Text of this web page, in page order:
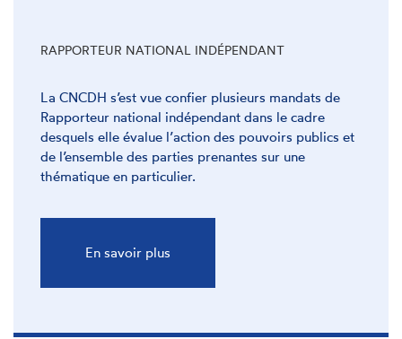
RAPPORTEUR NATIONAL INDÉPENDANT
La CNCDH s’est vue confier plusieurs mandats de
Rapporteur national indépendant dans le cadre
desquels elle évalue l’action des pouvoirs publics et
de l’ensemble des parties prenantes sur une
thématique en particulier.
En savoir plus